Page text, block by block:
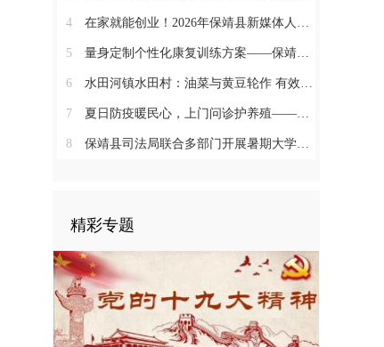
4 在家就能创业！2026年保靖县新媒体人才技能培训开启 助力家乡好物出圈
5 量身定制个性化康复训练方案——保靖县人民医院助力发育迟缓患儿顺利入托
6 水田河镇水田村：油菜与黄豆轮作 有效助农增收
7 夏日防疫暖民心，上门问诊护养殖——保靖县葫芦镇开展畜禽防疫服务
8 保靖县司法局联合多部门开展暑期大学生志愿者送法护童活动
精彩专题